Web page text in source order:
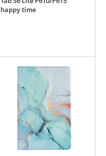
happy time